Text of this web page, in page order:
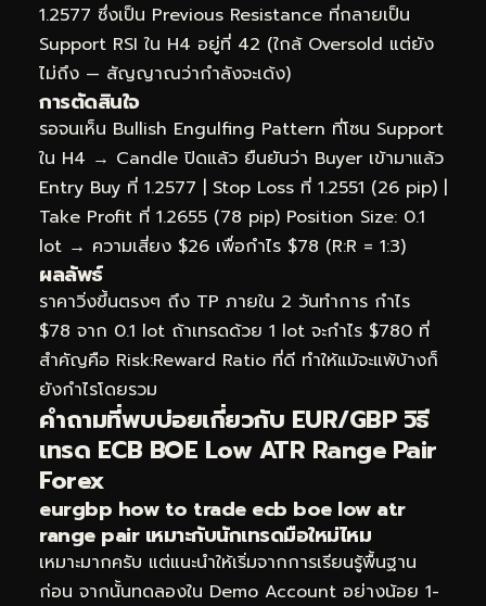
1.2577 ซึ่งเป็น Previous Resistance ที่กลายเป็น
Support RSI ใน H4 อยู่ที่ 42 (ใกล้ Oversold แต่ยัง
ไม่ถึง — สัญญาณว่ากำลังจะเด้ง)
การตัดสินใจ
รอจนเห็น Bullish Engulfing Pattern ที่โซน Support
ใน H4 → Candle ปิดแล้ว ยืนยันว่า Buyer เข้ามาแล้ว
Entry Buy ที่ 1.2577 | Stop Loss ที่ 1.2551 (26 pip) |
Take Profit ที่ 1.2655 (78 pip) Position Size: 0.1
lot → ความเสี่ยง $26 เพื่อกำไร $78 (R:R = 1:3)
ผลลัพธ์
ราคาวิ่งขึ้นตรงๆ ถึง TP ภายใน 2 วันทำการ กำไร
$78 จาก 0.1 lot ถ้าเทรดด้วย 1 lot จะกำไร $780 ที่
สำคัญคือ Risk:Reward Ratio ที่ดี ทำให้แม้จะแพ้บ้างก็
ยังกำไรโดยรวม
คำถามที่พบบ่อยเกี่ยวกับ EUR/GBP วิธี
เทรด ECB BOE Low ATR Range Pair
Forex
eurgbp how to trade ecb boe low atr
range pair เหมาะกับนักเทรดมือใหม่ไหม
เหมาะมากครับ แต่แนะนำให้เริ่มจากการเรียนรู้พื้นฐาน
ก่อน จากนั้นทดลองใน Demo Account อย่างน้อย 1-